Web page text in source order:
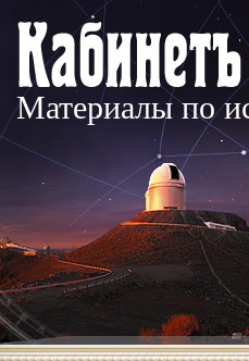
Материалы по